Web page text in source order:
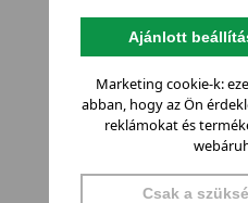
Ajánlott
Marketing cookie-k:
abban, hogy az Ön
reklámokat és
Csak a